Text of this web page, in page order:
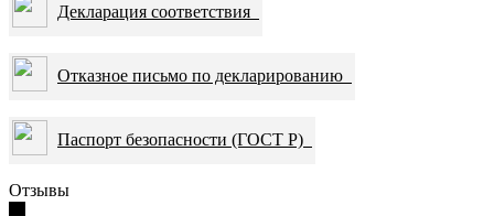
Декларация соответствия
Отказное письмо по декларированию
Паспорт безопасности (ГОСТ Р)
Отзывы